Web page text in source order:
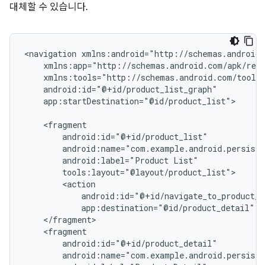
대체할 수 있습니다.
<navigation
app:startDestination="@id/product_list">
android:label="Product
app:destination="@id/product_detail"